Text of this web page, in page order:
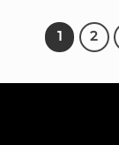
1 2